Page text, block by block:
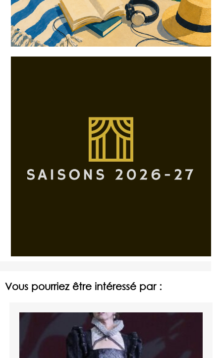
Vous pourriez être intéressé par :